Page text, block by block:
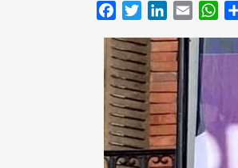
FacebookTwitterLinkedIn
Email